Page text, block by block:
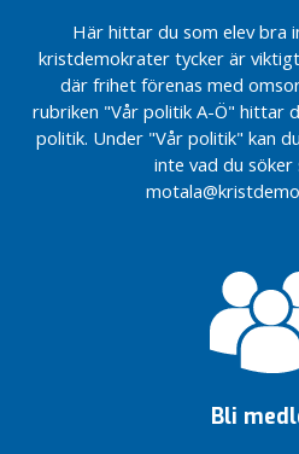
Forslund
IngaLill
Johansson
Fredrik
Här hittar du som elev bra
kristdemokrater tycker är
där frihet förenas med
rubriken "Vår politik A-Ö" hittar
politik. Under "Vår politik" kan
inte vad du söker
Bli